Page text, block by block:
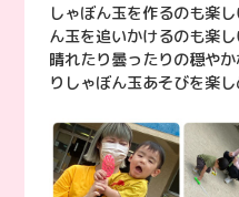
しゃぼん玉を作るのも楽
ん玉を追いかけるのも楽
晴れたり曇ったりの穏や
りしゃぼん玉あそびを楽